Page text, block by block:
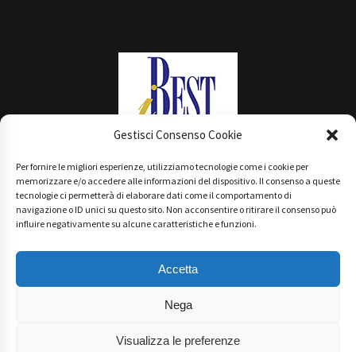
Gestisci Consenso Cookie
Per fornire le migliori esperienze, utilizziamo tecnologie come i cookie per
memorizzare e/o accedere alle informazioni del dispositivo. Il consenso a queste
tecnologie ci permetterà di elaborare dati come il comportamento di
navigazione o ID unici su questo sito. Non acconsentire o ritirare il consenso può
influire negativamente su alcune caratteristiche e funzioni.
Accetta
Nega
Visualizza le preferenze
Main Partner